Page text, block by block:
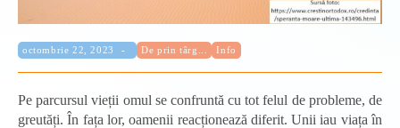
Publicat:
octombrie 22, 2023 Categorie:
De prin târg... Info
Pe parcursul vieții omul se confruntă cu tot felul de probleme, de
greutăți. În fața lor, oamenii reacționează diferit. Unii iau viața în